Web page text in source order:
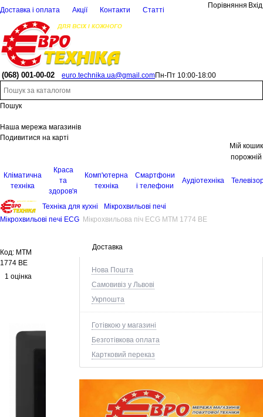
Доставка і оплата Акції Контакти Статті
Порівняння Вхід
(068) 001-00-02 euro.technika.ua@gmail.comПн-Пт 10:00-18:00
Пошук
Наша мережа магазинів
Подивитися на карті
Мій кошик
порожній
Кліматична
техніка
Краса
та
здоров'я
Комп'ютерна
техніка
Смартфони
і телефони
Аудіотехніка
Техніка для кухні
Мікрохвильові печі
Мікрохвильові печі ECG Мікрохвильова піч ECG MTM 1774 BE
Доставка
Нова Пошта
Самовивіз у Львові
Укрпошта
Готівкою у магазині
Безготівкова оплата
Картковий переказ
Код: MTM
1774 BE
1 оцінка